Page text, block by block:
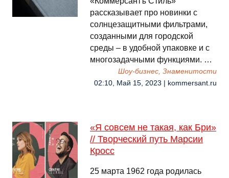
рассказывает про новинки с
солнцезащитными фильтрами,
созданными для городской
среды – в удобной упаковке и с
многозадачными функциями. …
Шоу-бизнес, Знаменитости
02:10, Май 15, 2023 | kommersant.ru
«Я совсем не такая, как Бри»
// Творческий путь Марсии
Кросс
25 марта 1962 года родилась